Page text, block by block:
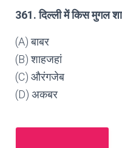
361. दिल्ली में किस मुगल
(A) बाबर
(B) शाहजहां
(C) औरंगजेब
(D) अकबर